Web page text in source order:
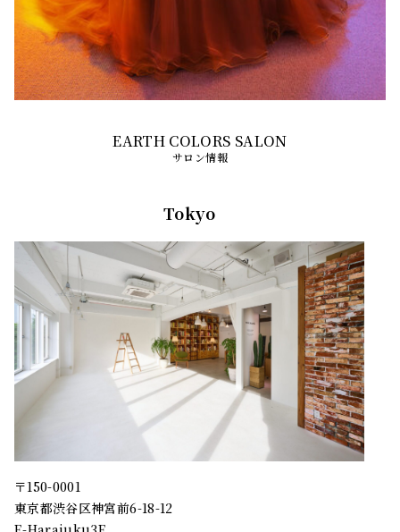
サロン情報
Tokyo
〒150-0001
東京都渋谷区神宮前6-18-12